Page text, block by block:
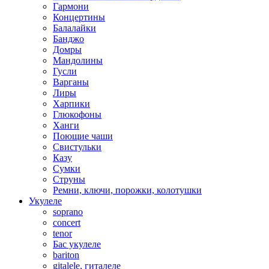
Гармони
Концертины
Балалайки
Банджо
Домры
Мандолины
Гусли
Варганы
Лиры
Харпики
Глюкофоны
Ханги
Поющие чаши
Свистульки
Казу
Сумки
Струны
Ремни, ключи, порожки, колотушки
Укулеле
soprano
concert
tenor
Бас укулеле
bariton
gitalele, гиталеле